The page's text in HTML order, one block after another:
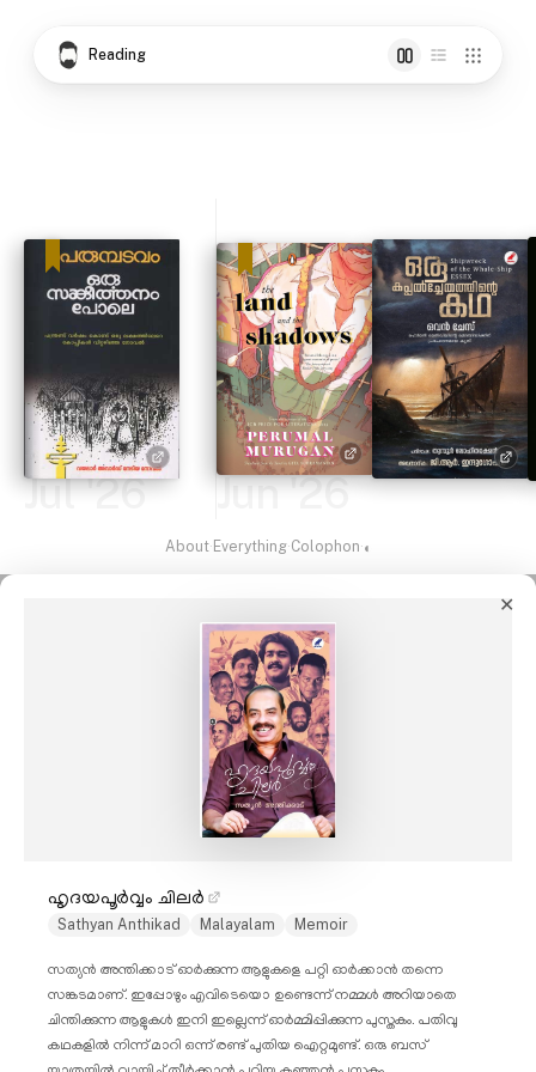
Reading
Jul '26 Jun '26
About· Everything·Colophon·◐
✕
ഹൃദയപൂർവ്വം ചിലർ
Sathyan Anthikad Malayalam Memoir
സത്യൻ അന്തിക്കാട് ഓർക്കുന്ന ആളുകളെ പറ്റി ഓർക്കാൻ തന്നെ
സങ്കടമാണ്. ഇപ്പോഴും എവിടെയൊ ഉണ്ടെന്ന് നമ്മൾ അറിയാതെ
ചിന്തിക്കുന്ന ആളുകൾ ഇനി ഇല്ലെന്ന് ഓർമ്മിപ്പിക്കുന്ന പുസ്തകം. പതിവു
കഥകളിൽ നിന്ന് മാറി ഒന്ന് രണ്ട് പുതിയ ഐറ്റമുണ്ട്. ഒരു ബസ്